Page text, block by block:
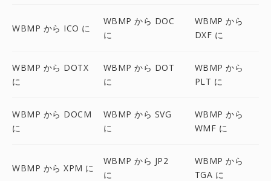
WBMP から ICO に
WBMP から DOC
に
WBMP から
DXF に
WBMP から DOTX
に
WBMP から DOT
に
WBMP から
PLT に
WBMP から DOCM
に
WBMP から SVG
に
WBMP から
WMF に
WBMP から XPM に
WBMP から JP2
に
WBMP から
TGA に